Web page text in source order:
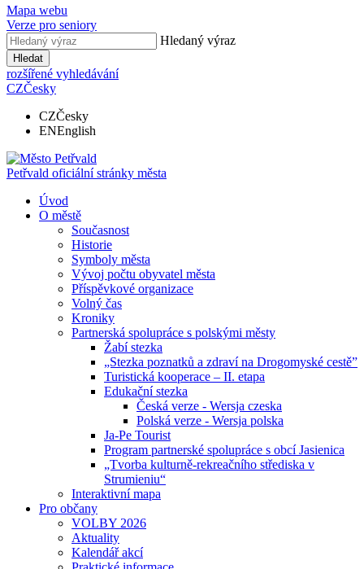
Mapa webu
Verze pro seniory
Hledaný výraz
Hledat
rozšířené vyhledávání
CZČesky
CZČesky
ENEnglish
Petřvald oficiální stránky města
Úvod
O městě
Současnost
Historie
Symboly města
Vývoj počtu obyvatel města
Příspěvkové organizace
Volný čas
Kroniky
Partnerská spolupráce s polskými městy
Žabí stezka
„Stezka poznatků a zdraví na Drogomyské cestě”
Turistická kooperace – II. etapa
Edukační stezka
Česká verze - Wersja czeska
Polská verze - Wersja polska
Ja-Pe Tourist
Program partnerské spolupráce s obcí Jasienica
„Tvorba kulturně-rekreačního střediska v
Strumieniu“
Interaktivní mapa
Pro občany
VOLBY 2026
Aktuality
Kalendář akcí